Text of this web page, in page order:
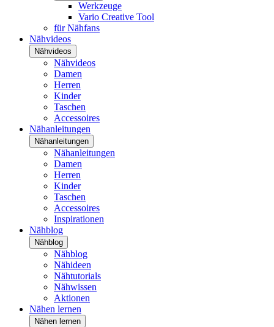
Werkzeuge
Vario Creative Tool
für Nähfans
Nähvideos
Nähvideos
Nähvideos
Damen
Herren
Kinder
Taschen
Accessoires
Nähanleitungen
Nähanleitungen
Nähanleitungen
Damen
Herren
Kinder
Taschen
Accessoires
Inspirationen
Nähblog
Nähblog
Nähblog
Nähideen
Nähtutorials
Nähwissen
Aktionen
Nähen lernen
Nähen lernen